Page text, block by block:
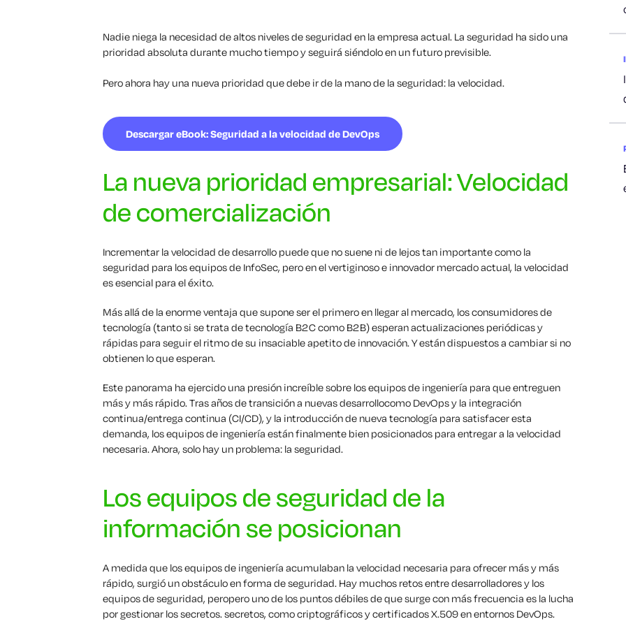
Nadie niega la necesidad de altos niveles de seguridad en la empresa actual. La seguridad ha sido una
prioridad absoluta durante mucho tiempo y seguirá siéndolo en un futuro previsible.
Pero ahora hay una nueva prioridad que debe ir de la mano de la seguridad: la velocidad.
Descargar eBook: Seguridad a la velocidad de DevOps
La nueva prioridad empresarial: Velocidad
de comercialización
Incrementar la velocidad de desarrollo puede que no suene ni de lejos tan importante como la
seguridad para los equipos de InfoSec, pero en el vertiginoso e innovador mercado actual, la velocidad
es esencial para el éxito.
Más allá de la enorme ventaja que supone ser el primero en llegar al mercado, los consumidores de
tecnología (tanto si se trata de tecnología B2C como B2B) esperan actualizaciones periódicas y
rápidas para seguir el ritmo de su insaciable apetito de innovación. Y están dispuestos a cambiar si no
obtienen lo que esperan.
Este panorama ha ejercido una presión increíble sobre los equipos de ingeniería para que entreguen
más y más rápido. Tras años de transición a nuevasdesarrollocomo DevOpsy la integración
continua/entrega continua (CI/CD), y la introducción de nueva tecnología para satisfacer esta
demanda, los equipos de ingeniería están finalmente bien posicionados para entregar a la velocidad
necesaria. Ahora, solo hay un problema: la seguridad.
Los equipos de seguridad de la
información se posicionan
A medida que los equipos de ingeniería acumulaban la velocidad necesaria para ofrecer más y más
rápido, surgió un obstáculo en forma de seguridad. Hay muchos retos entredesarrolladoresy los
equipos de seguridad, peropero uno de los puntos débiles deque surge con más frecuencia es la lucha
por gestionar los secretos.secretos, comocriptográficosy certificados X.509enentornos DevOps.